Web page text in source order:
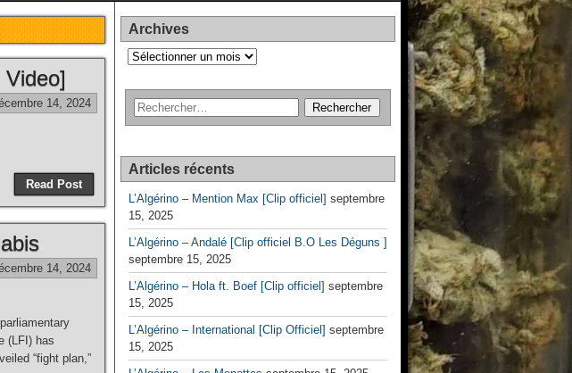
14, 2024
Read Post
14, 2024
(LFI) has
“fight plan,”
Archives
Archives
Articles récents
L’Algérino – Mention Max [Clip officiel] septembre
15, 2025
L’Algérino – Andalé [Clip officiel B.O Les Déguns ]
septembre 15, 2025
L’Algérino – Hola ft. Boef [Clip officiel] septembre
15, 2025
L’Algérino – International [Clip Officiel] septembre
15, 2025